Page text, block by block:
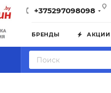
+375297098098
БРЕНДЫ АКЦИИ